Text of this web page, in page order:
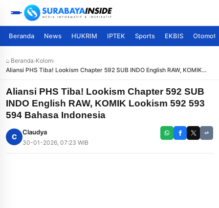
Beranda News HUKRIM IPTEK Sports EKBIS
⌂ Beranda›Kolom›
Aliansi PHS Tiba! Lookism Chapter 592 SUB INDO English RAW, KOMIK
Lookism 592 593 594 Bahasa Indonesia
Aliansi PHS Tiba! Lookism Chapter 592 SUB
INDO English RAW, KOMIK Lookism 592 593
594 Bahasa Indonesia
C
Claudya
30-01-2026, 07:23 WIB